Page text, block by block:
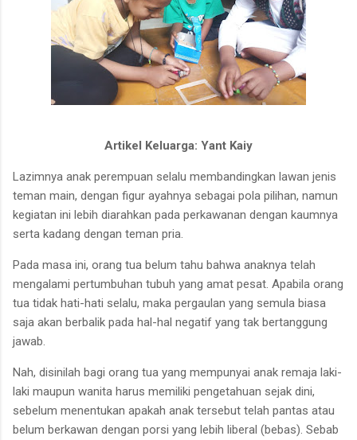
Artikel Keluarga: Yant Kaiy
Lazimnya anak perempuan selalu membandingkan lawan jenis
teman main, dengan figur ayahnya sebagai pola pilihan, namun
kegiatan ini lebih diarahkan pada perkawanan dengan kaumnya
serta kadang dengan teman pria.
Pada masa ini, orang tua belum tahu bahwa anaknya telah
mengalami pertumbuhan tubuh yang amat pesat. Apabila orang
tua tidak hati-hati selalu, maka pergaulan yang semula biasa
saja akan berbalik pada hal-hal negatif yang tak bertanggung
jawab.
Nah, disinilah bagi orang tua yang mempunyai anak remaja laki-
laki maupun wanita harus memiliki pengetahuan sejak dini,
sebelum menentukan apakah anak tersebut telah pantas atau
belum berkawan dengan porsi yang lebih liberal (bebas). Sebab